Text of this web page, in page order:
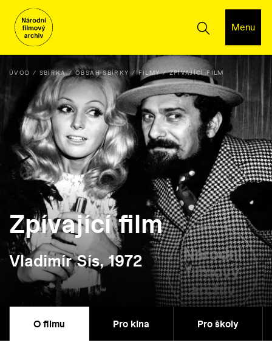
Menu
ÚVOD SBÍRKA OBSAH SBÍRKY FILMY ZPÍVAJÍCÍ FILM
Zpívající film
Vladimír Sís, 1972
O filmu Pro kina Pro školy